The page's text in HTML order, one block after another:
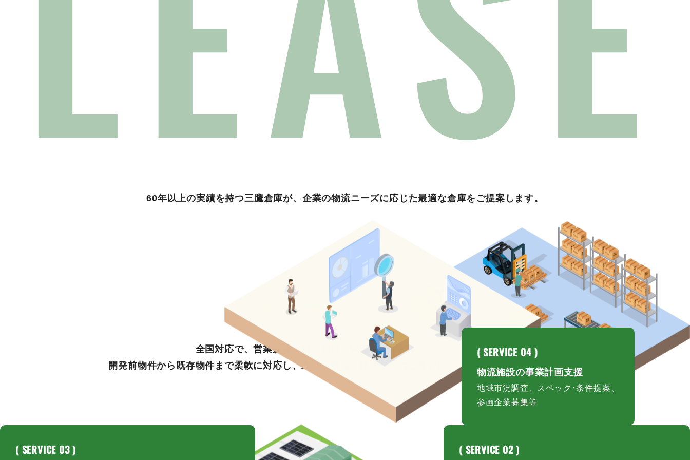
60年以上の実績を持つ三鷹倉庫が、企業の物流ニーズに応じた最適な倉庫をご提案します。
[ 主なサービス内容 ]
全国対応で、営業倉庫・物流施設・保管拠点など多彩な物件を確保。
開発前物件から既存物件まで柔軟に対応し、立地・規模・仕様などのご要望に応じたリース提案を行います。
( SERVICE 01 ) ( SERVICE 02 )
( SERVICE 03 )
( SERVICE 04 )
物流施設の事業計画支援
地域市況調査、スペック･条件提案、
参画企業募集等